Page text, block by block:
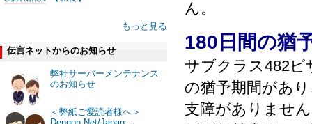
もっと見る
伝言ネットからのお知らせ
弊社サーバーメンテナンス
のお知らせ
＜弊紙ご愛読者様へ＞
ん。
180日間の猶
サブクラス482ビ
の猶予期間があ
支障がありませ